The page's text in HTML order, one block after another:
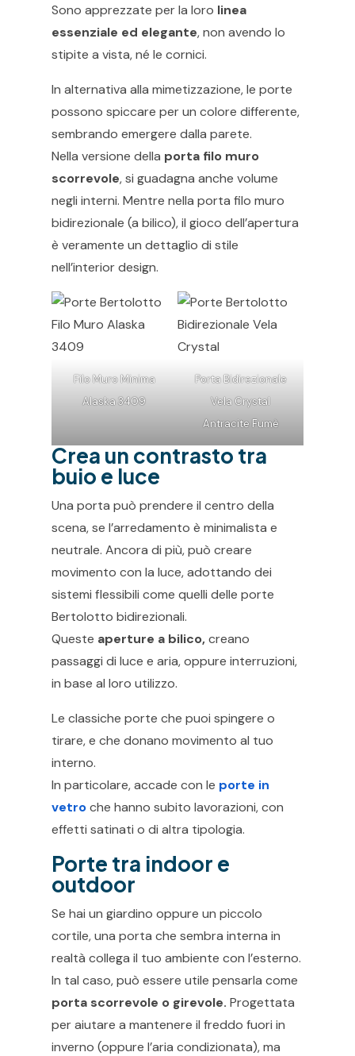
Sono apprezzate per la loro linea
essenziale ed elegante, non avendo lo
stipite a vista, né le cornici.
In alternativa alla mimetizzazione, le porte
possono spiccare per un colore differente,
sembrando emergere dalla parete.
Nella versione della porta filo muro
scorrevole, si guadagna anche volume
negli interni. Mentre nella porta filo muro
bidirezionale (a bilico), il gioco dell’apertura
è veramente un dettaglio di stile
nell’interior design.
Filo Muro Minima
Alaska 3409
Porta Bidirezionale
Vela Crystal
Antracite Fumè
Crea un contrasto tra
buio e luce
Una porta può prendere il centro della
scena, se l’arredamento è minimalista e
neutrale. Ancora di più, può creare
movimento con la luce, adottando dei
sistemi flessibili come quelli delle porte
Bertolotto bidirezionali.
Queste aperture a bilico,creano
passaggi di luce e aria, oppure interruzioni,
in base al loro utilizzo.
Le classiche porte che puoi spingere o
tirare, e che donano movimento al tuo
interno.
In particolare, accade con le porte in
vetro che hanno subito lavorazioni, con
effetti satinati o di altra tipologia.
Porte tra indoor e
outdoor
Se hai un giardino oppure un piccolo
cortile, una porta che sembra interna in
realtà collega il tuo ambiente con l’esterno.
In tal caso, può essere utile pensarla come
porta scorrevole o girevole. Progettata
per aiutare a mantenere il freddo fuori in
inverno (oppure l’aria condizionata), ma